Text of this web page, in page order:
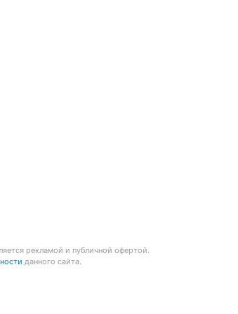
рекламой и публичной офертой.
данного сайта.